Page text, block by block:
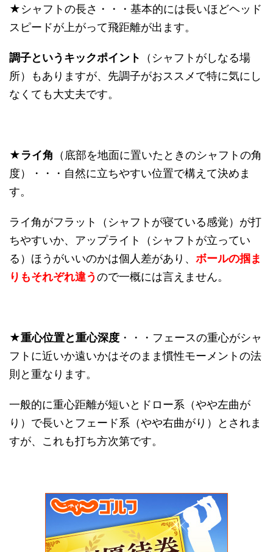
★シャフトの長さ・・・基本的には長いほどヘッド
スピードが上がって飛距離が出ます。
調子というキックポイント
（シャフトがしなる場
所）もありますが、先調子がおススメで特に気にし
なくても大丈夫です。
★ライ角 （底部を地面に置いたときのシャフトの角
度）・・・自然に立ちやすい位置で構えて決めま
す。
ライ角がフラット（シャフトが寝ている感覚）が打
ちやすいか、アップライト（シャフトが立ってい
る）ほうがいいのかは個人差があり、 ボールの掴ま
りもそれぞれ違うので一概には言えません。
★重心位置と重心深度 ・・・フェースの重心がシャ
フトに近いか遠いかはそのまま慣性モーメントの法
則と重なります。
一般的に重心距離が短いとドロー系（やや左曲が
り）で長いとフェード系（やや右曲がり）とされま
すが、これも打ち方次第です。